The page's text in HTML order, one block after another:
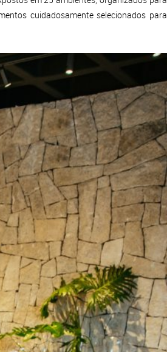
cuidadosamente selecionados para